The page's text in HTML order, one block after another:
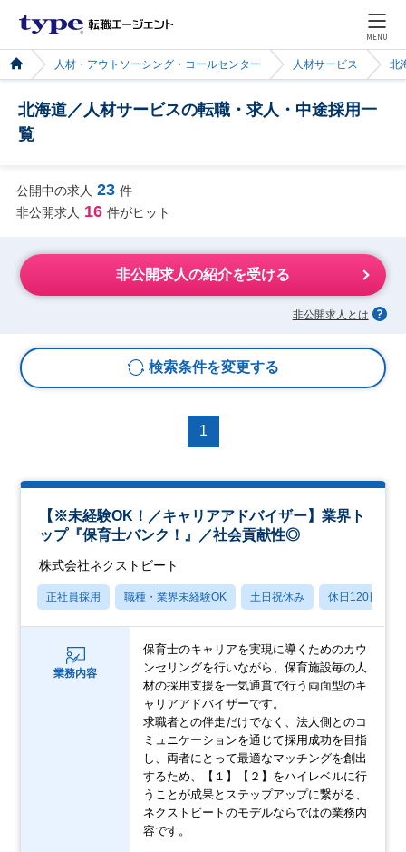
MENU
人材・アウトソーシング・コールセンター 人材サービス 北
北海道／人材サービスの転職・求人・中途採用一
覧
公開中の求人 23 件
非公開求人 16 件がヒット
非公開求人の紹介を受ける
非公開求人とは
検索条件を変更する
1
【※未経験OK！／キャリアアドバイザー】業界ト
ップ『保育士バンク！』／社会貢献性◎
株式会社ネクストビート
正社員採用 職種・業界未経験OK 土日祝休み 休日120日以上
業務内容
保育士のキャリアを実現に導くためのカウ
ンセリングを行いながら、保育施設毎の人
材の採用支援を一気通貫で行う両面型のキ
ャリアアドバイザーです。
求職者との伴走だけでなく、法人側とのコ
ミュニケーションを通じて採用成功を目指
し、両者にとって最適なマッチングを創出
するため、【１】【２】をハイレベルに行
うことが成果とステップアップに繋がる、
ネクストビートのモデルならではの業務内
容です。